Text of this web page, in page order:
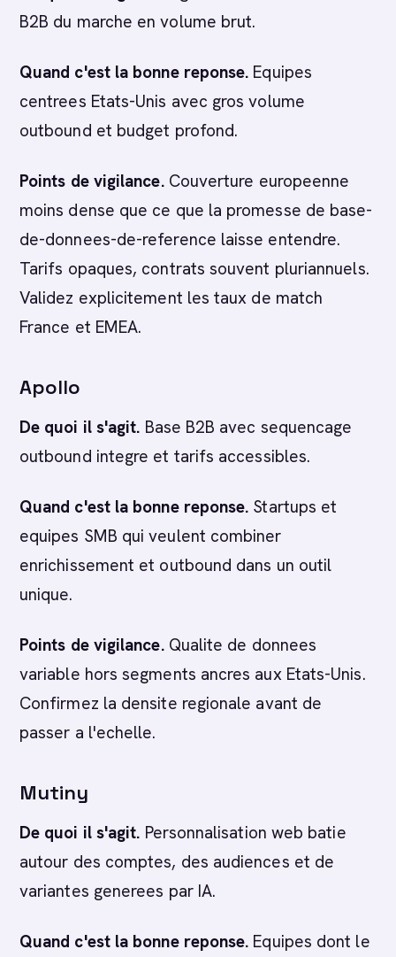
B2B du marche en volume brut.
Quand c'est la bonne reponse. Equipes
centrees Etats-Unis avec gros volume
outbound et budget profond.
Points de vigilance.Couverture europeenne
moins dense que ce que la promesse de base-
de-donnees-de-reference laisse entendre.
Tarifs opaques, contrats souvent pluriannuels.
Validez explicitement les taux de match
France et EMEA.
Apollo
De quoi il s'agit. Base B2B avec sequencage
outbound integre et tarifs accessibles.
Quand c'est la bonne reponse. Startups et
equipes SMB qui veulent combiner
enrichissement et outbound dans un outil
unique.
Points de vigilance.Qualite de donnees
variable hors segments ancres aux Etats-Unis.
Confirmez la densite regionale avant de
passer a l'echelle.
Mutiny
De quoi il s'agit. Personnalisation web batie
autour des comptes, des audiences et de
variantes generees par IA.
Quand c'est la bonne reponse. Equipes dont le